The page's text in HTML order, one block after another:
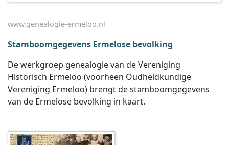
www.genealogie-ermeloo.nl
Stamboomgegevens Ermelose bevolking
De werkgroep genealogie van de Vereniging
Historisch Ermeloo (voorheen Oudheidkundige
Vereniging Ermeloo) brengt de stamboomgegevens
van de Ermelose bevolking in kaart.